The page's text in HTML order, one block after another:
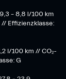
– 8,8 l/100 km
Effizienzklasse:
l/100 km // CO₂-
G